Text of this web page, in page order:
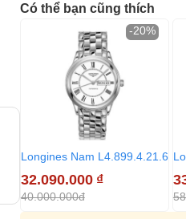
Có thể bạn cũng thích
Longines Nam L4.899.4.21.6
32.090.000 ₫
40.000.000đ
-20%